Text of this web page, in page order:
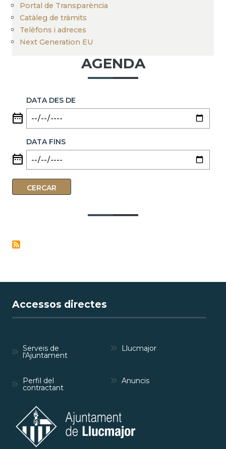
Portal de Transparència
Catàleg de tràmits
Telèfons i adreces
Next Generation EU
AGENDA
DATA DES DE
DATA FINS
Accessos directes
Serveis de
l'Ajuntament
Llucmajor
Perfil del
contractant
Anuncis